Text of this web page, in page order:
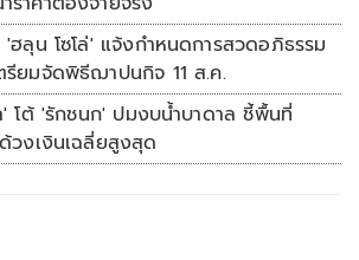
ฮลุน โซโล่' แจ้งกำหนดการสวดอภิธรรม
รียมจัดพิธีฌาปนกิจ 11 ส.ค.
โต้ 'รักชนก' ปมงบน้ำบาดาล ชี้พื้นที่
วงเงินเฉลี่ยสูงสุด